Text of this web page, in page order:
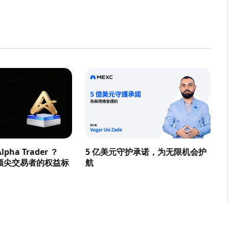
Trader ？
交易者的权益标
5 亿美元守护承诺，为无限机会护
航